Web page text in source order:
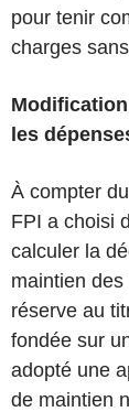
pour tenir
charges
les
À compter
FPI a choisi
calculer la
maintien
réserve au
fondée sur
adopté une
de maintien